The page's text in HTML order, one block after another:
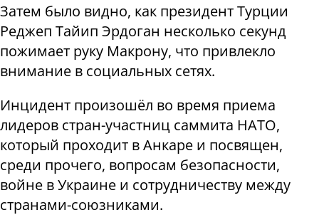
Затем было видно, как президент Турции
Реджеп Тайип Эрдоган несколько секунд
пожимает руку Макрону, что привлекло
внимание в социальных сетях.
Инцидент произошёл во время приема
лидеров стран-участниц саммита НАТО,
который проходит в Анкаре и посвящен,
среди прочего, вопросам безопасности,
войне в Украине и сотрудничеству между
странами-союзниками.